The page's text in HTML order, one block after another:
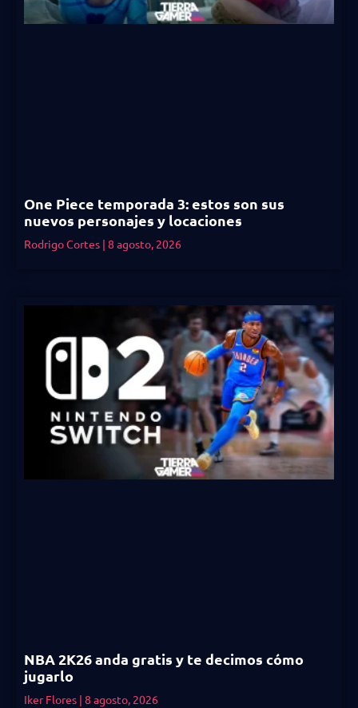
One Piece temporada 3: estos son sus
nuevos personajes y locaciones
Rodrigo Cortes 8 agosto, 2026
NBA 2K26 anda gratis y te decimos cómo
jugarlo
Iker Flores 8 agosto, 2026